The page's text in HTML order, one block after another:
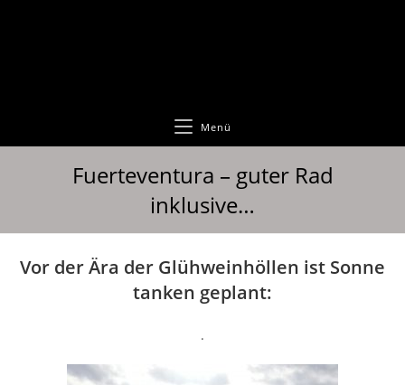
Menü
Fuerteventura – guter Rad
inklusive…
Vor der Ära der Glühweinhöllen ist Sonne
tanken geplant:
.